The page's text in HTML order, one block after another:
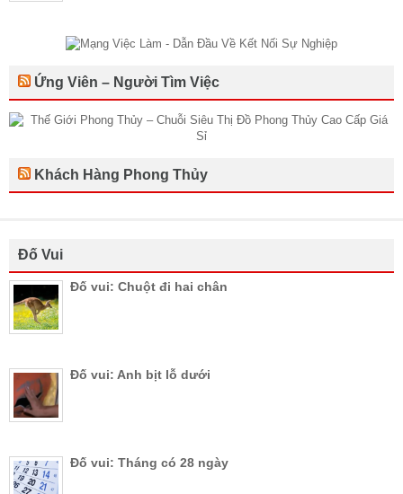
Ứng Viên – Người Tìm Việc
Khách Hàng Phong Thủy
Đố Vui
Đố vui: Chuột đi hai chân
Đố vui: Anh bịt lỗ dưới
Đố vui: Tháng có 28 ngày